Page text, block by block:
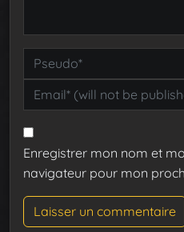
Enregistrer mon nom et
navigateur pour mon